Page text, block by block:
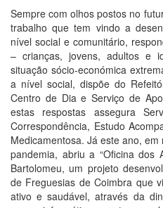
Sempre com olhos postos no
trabalho que tem vindo a
nível social e comunitário,
– crianças, jovens, adultos e
situação sócio-económica
a nível social, dispõe do
Centro de Dia e Serviço de
estas respostas assegura
Correspondência, Estudo
Medicamentosa. Já este ano,
pandemia, abriu a “Oficina dos
Bartolomeu, um projeto
de Freguesias de Coimbra que
ativo e saudável, através da